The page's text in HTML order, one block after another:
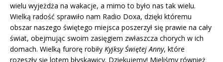
wielu wyjeżdża na wakacje, a mimo to było nas tak wielu.
Wielką radość sprawiło nam Radio Doxa, dzięki któremu
obszar naszego świętego miejsca poszerzył się prawie na cały
świat, obejmując swoim zasięgiem zwłaszcza chorych w ich
domach. Wielką furorę robiły Kyjksy Świętej Anny, które
rozeszły się lotem błyskawicy. Dziękujemy! Mieliśmy również